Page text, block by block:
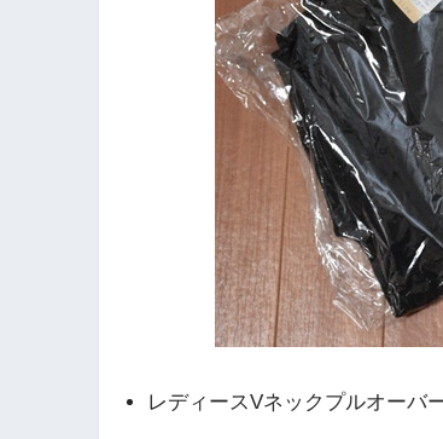
レディースVネックプルオーバ